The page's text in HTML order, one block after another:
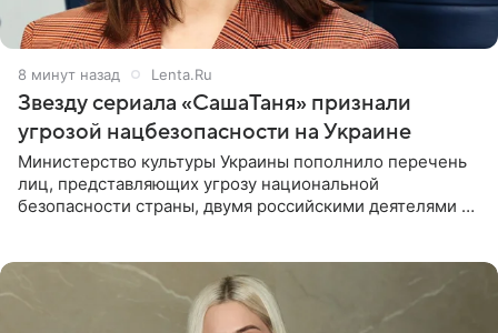
8 минут назад Lenta.Ru
Звезду сериала «СашаТаня» признали
угрозой нацбезопасности на Украине
Министерство культуры Украины пополнило перечень
лиц, представляющих угрозу национальной
безопасности страны, двумя российскими деятелями —